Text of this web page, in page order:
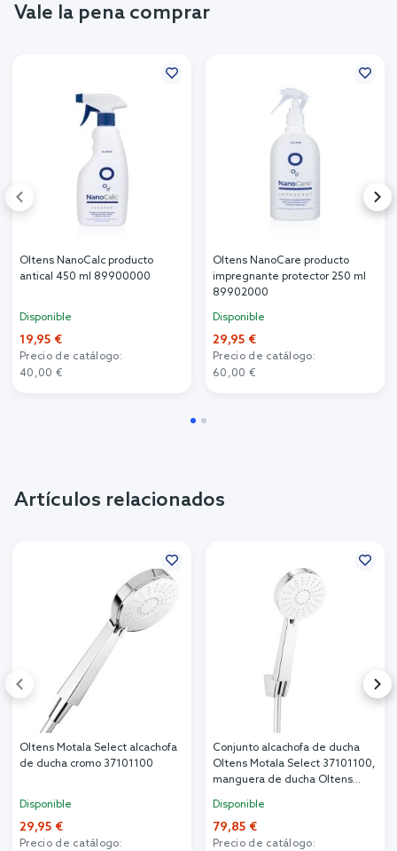
Vale la pena comprar
Oltens NanoCalc producto
antical 450 ml 89900000
Disponible
19,95 €
Precio de catálogo:
40,00 €
Oltens NanoCare producto
impregnante protector 250 ml
89902000
Disponible
29,95 €
Precio de catálogo:
60,00 €
Artículos relacionados
Oltens Motala Select alcachofa
de ducha cromo 37101100
Disponible
29,95 €
Precio de catálogo:
Conjunto alcachofa de ducha
Oltens Motala Select 37101100,
manguera de ducha Oltens
Disponible
79,85 €
Precio de catálogo: